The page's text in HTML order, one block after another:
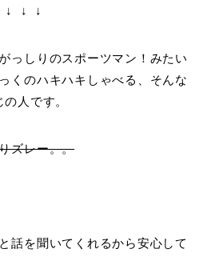
↓ ↓ ↓
っしりのスポーツマン！みたい
くのハキハキしゃべる、そんな
の人です。
ズレー。。
話を聞いてくれるから安心して